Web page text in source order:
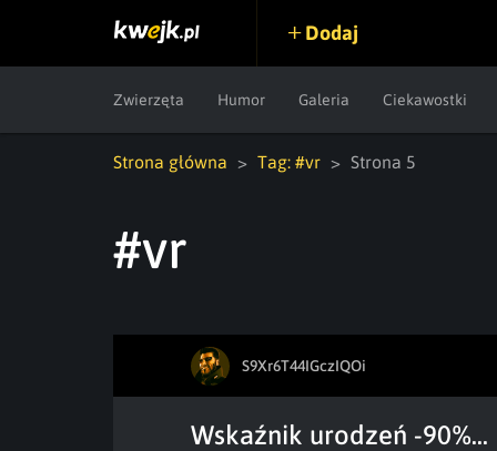
Dodaj
Zwierzęta Humor Galeria Ciekawostki
Strona główna Tag: #vr Strona 5
#vr
S9Xr6T44IGczIQOi
Wskaźnik urodzeń -90%...